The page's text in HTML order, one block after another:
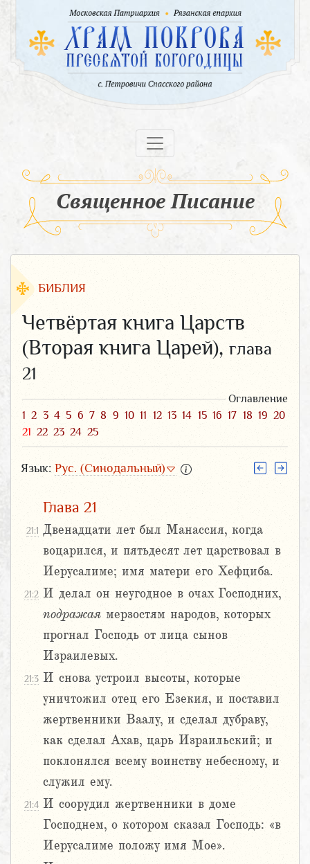
Священное Писание
БИБЛИЯ
Четвёртая книга Царств
(Вторая книга Царей), глава
21
Оглавление
1 2 3 4 5 6 7 8 9 10 11 12 13 14 15 16 17 18 19 20
21 22 23 24 25
Язык: Рус. (Синодальный)
Глава 21
21:1 Двенадцати лет был Манассия, когда
воцарился, и пятьдесят лет царствовал в
Иерусалиме; имя матери его Хефциба.
21:2 И делал он неугодное в очах Господних,
подражая мерзостям народов, которых
прогнал Господь от лица сынов
Израилевых.
21:3 И снова устроил высоты, которые
уничтожил отец его Езекия, и поставил
жертвенники Ваалу, и сделал дубраву,
как сделал Ахав, царь Израильский; и
поклонялся всему воинству небесному, и
служил ему.
21:4 И соорудил жертвенники в доме
Господнем, о котором сказал Господь: «в
Иерусалиме положу имя Мое».